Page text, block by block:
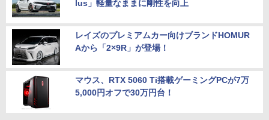
lus」軽量なままに剛性を向上
レイズのプレミアムカー向けブランドHOMUR
Aから「2×9R」が登場！
マウス、RTX 5060 Ti搭載ゲーミングPCが7万
5,000円オフで30万円台！